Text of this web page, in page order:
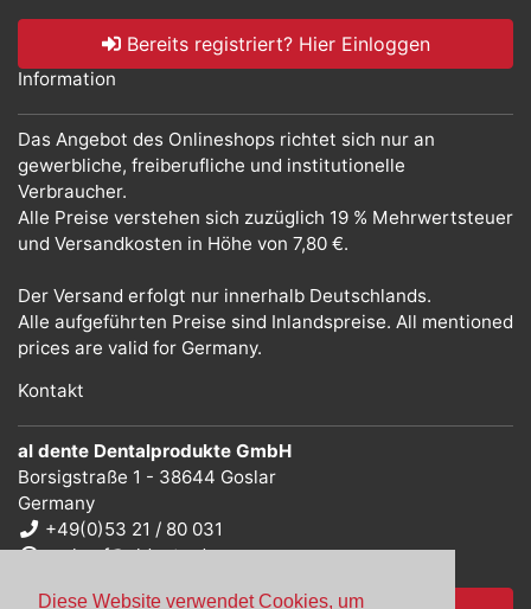
Diese Website verwendet Cookies, um
Bereits registriert? Hier Einloggen
Information
Das Angebot des Onlineshops richtet sich nur an
gewerbliche, freiberufliche und institutionelle
Verbraucher.
Alle Preise verstehen sich zuzüglich 19 % Mehrwertsteuer
und Versandkosten in Höhe von 7,80 €.
Der Versand erfolgt nur innerhalb Deutschlands.
Alle aufgeführten Preise sind Inlandspreise. All mentioned
prices are valid for Germany.
Kontakt
al dente Dentalprodukte GmbH
Borsigstraße 1 - 38644 Goslar
Germany
+49(0)53 21 / 80 031
verkauf@aldente.de